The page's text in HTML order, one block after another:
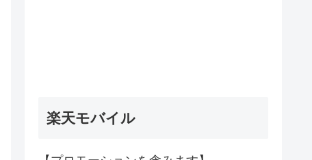
楽天モバイル